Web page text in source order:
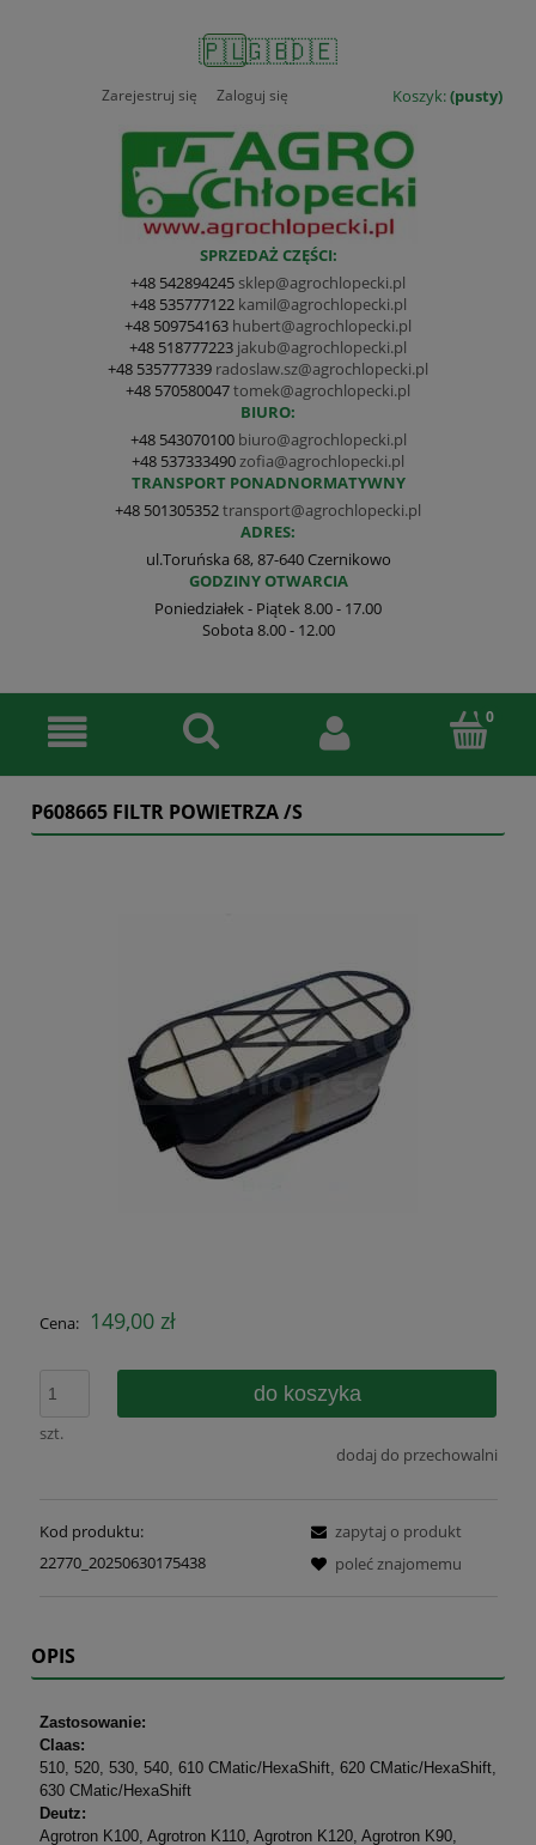
🇵🇱🇬🇧🇩🇪
Koszyk:(pusty)
Zarejestruj się Zaloguj się
SPRZEDAŻ CZĘŚCI:
+48 542894245 sklep@agrochlopecki.pl
+48 535777122 kamil@agrochlopecki.pl
+48 509754163 hubert@agrochlopecki.pl
+48 518777223 jakub@agrochlopecki.pl
+48 535777339 radoslaw.sz@agrochlopecki.pl
+48 570580047tomek@agrochlopecki.pl
BIURO:
+48 543070100 biuro@agrochlopecki.pl
+48 537333490 zofia@agrochlopecki.pl
TRANSPORT PONADNORMATYWNY
+48 501305352transport@agrochlopecki.pl
ADRES:
ul.Toruńska 68, 87-640 Czernikowo
GODZINY OTWARCIA
Poniedziałek - Piątek 8.00 - 17.00
Sobota 8.00 - 12.00
P608665 FILTR POWIETRZA /S
Cena: 149,00 zł
szt.
do koszyka
dodaj do przechowalni
Kod produktu:
22770_20250630175438
zapytaj o produkt
poleć znajomemu
OPIS
Zastosowanie:
Claas:
510, 520, 530, 540, 610 CMatic/HexaShift, 620 CMatic/HexaShift,
630 CMatic/HexaShift
Deutz:
Agrotron K100, Agrotron K110, Agrotron K120, Agrotron K90,